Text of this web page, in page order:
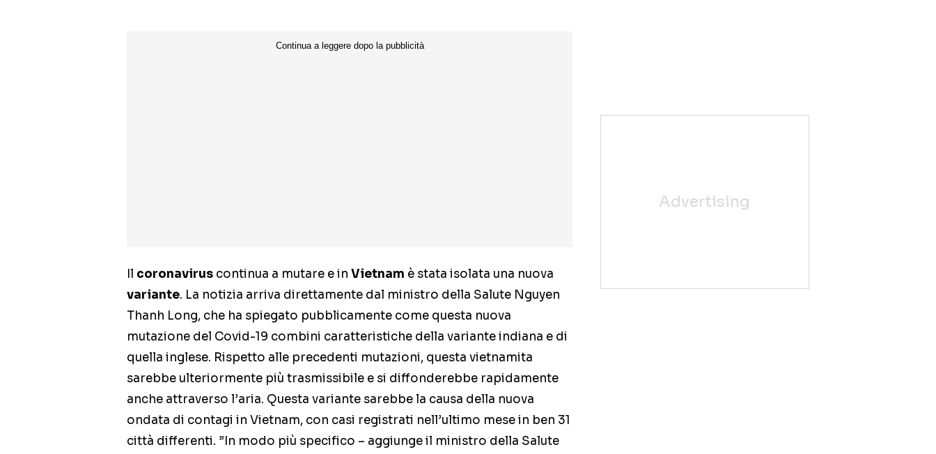
Il coronavirus continua a mutare e in Vietnam è stata isolata una nuova
variante. La notizia arriva direttamente dal ministro della Salute Nguyen
Thanh Long, che ha spiegato pubblicamente come questa nuova
mutazione del Covid-19 combini caratteristiche della variante indiana e di
quella inglese. Rispetto alle precedenti mutazioni, questa vietnamita
sarebbe ulteriormente più trasmissibile e si diffonderebbe rapidamente
anche attraverso l’aria. Questa variante sarebbe la causa della nuova
ondata di contagi in Vietnam, con casi registrati nell’ultimo mese in ben 31
città differenti. ”In modo più specifico – aggiunge il ministro della Salute